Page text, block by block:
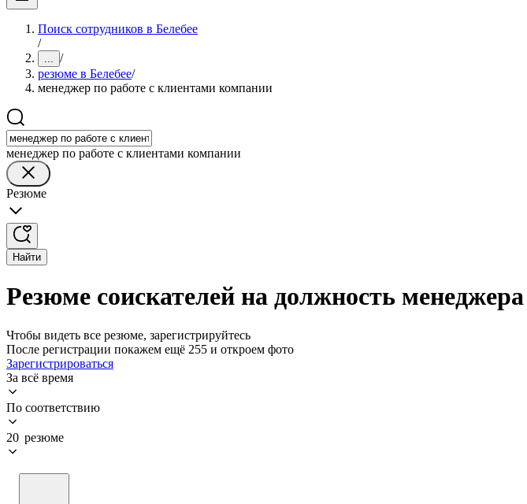
Поиск сотрудников в Белебее
/
... /
резюме в Белебее/
менеджер по работе с клиентами компании
менеджер по работе с клиентами компании
Резюме
Найти
Резюме соискателей на должность
Чтобы видеть все резюме, зарегистрируйтесь
После регистрации покажем ещё 255 и откроем фото
Зарегистрироваться
За всё время
По соответствию
20 резюме